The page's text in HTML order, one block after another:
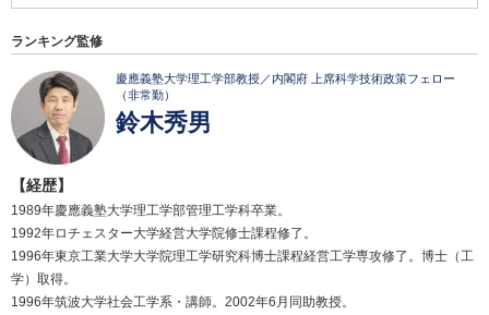
ランキング監修
慶應義塾大学理工学部教授／内閣府 上席科学技術政策フェロー
（非常勤）
鈴木秀男
【経歴】
1989年慶應義塾大学理工学部管理工学科卒業。
1992年ロチェスター大学経営大学院修士課程修了。
1996年東京工業大学大学院理工学研究科博士課程経営工学専攻修了。博士（工
学）取得。
1996年筑波大学社会工学系・講師。2002年6月同助教授。